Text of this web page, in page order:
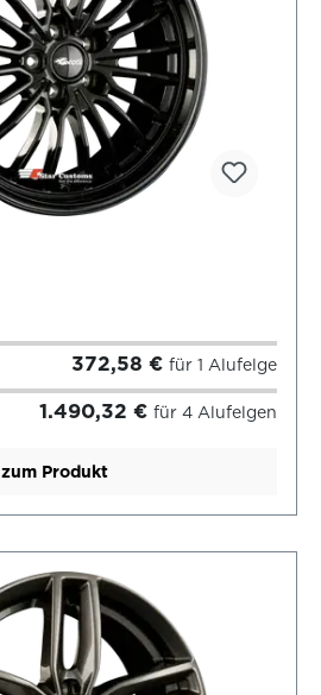
372,58 € für 1 Alufelge
1.490,32 € für 4 Alufelgen
zum Produkt